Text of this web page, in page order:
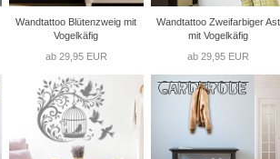
Wandtattoo Blütenzweig mit
Vogelkäfig
ab 29,95 EUR
Wandtattoo Zweifarbiger Ast
mit Vogelkäfig
ab 29,95 EUR